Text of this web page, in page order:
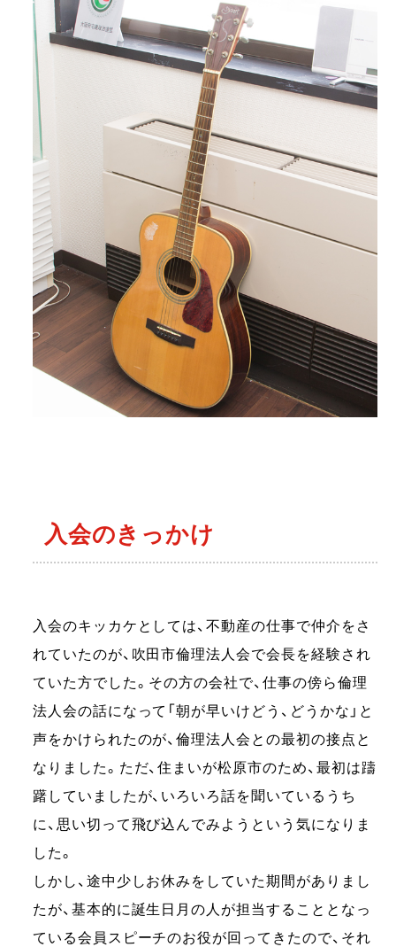
入会のきっかけ
入会のキッカケとしては、不動産の仕事で仲介をさ
れていたのが、吹田市倫理法人会で会長を経験され
ていた方でした。その方の会社で、仕事の傍ら倫理
法人会の話になって「朝が早いけどう、どうかな」と
声をかけられたのが、倫理法人会との最初の接点と
なりました。ただ、住まいが松原市のため、最初は躊
躇していましたが、いろいろ話を聞いているうち
に、思い切って飛び込んでみようという気になりま
した。
しかし、途中少しお休みをしていた期間がありまし
たが、基本的に誕生日月の人が担当することとなっ
ている会員スピーチのお役が回ってきたので、それ